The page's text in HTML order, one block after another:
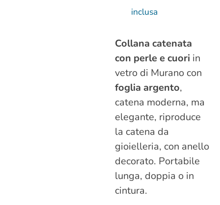
inclusa
Collana catenata
con perle e cuori in
vetro di Murano con
foglia argento,
catena moderna, ma
elegante, riproduce
la catena da
gioielleria, con anello
decorato. Portabile
lunga, doppia o in
cintura.